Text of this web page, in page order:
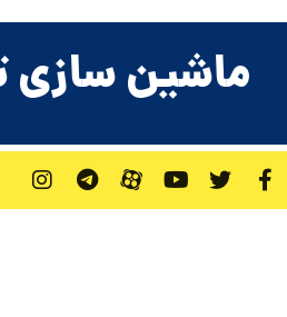
ماشین سازی